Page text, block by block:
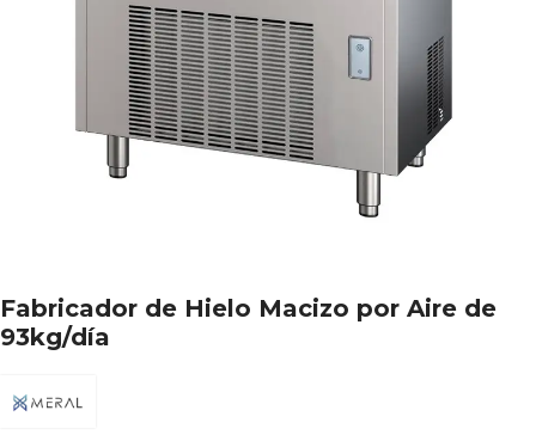
Fabricador de Hielo Macizo por Aire de
93kg/día